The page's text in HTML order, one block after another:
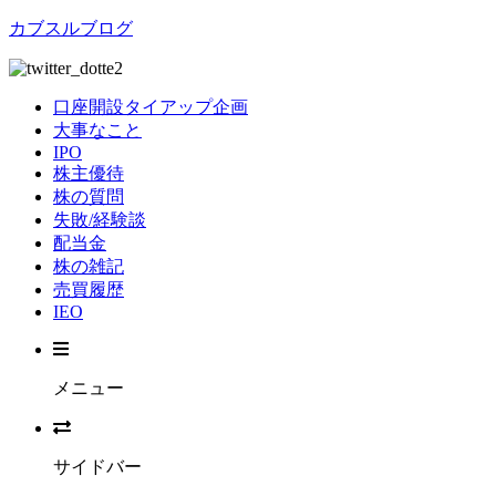
カブスルブログ
口座開設タイアップ企画
大事なこと
IPO
株主優待
株の質問
失敗/経験談
配当金
株の雑記
売買履歴
IEO
メニュー
サイドバー